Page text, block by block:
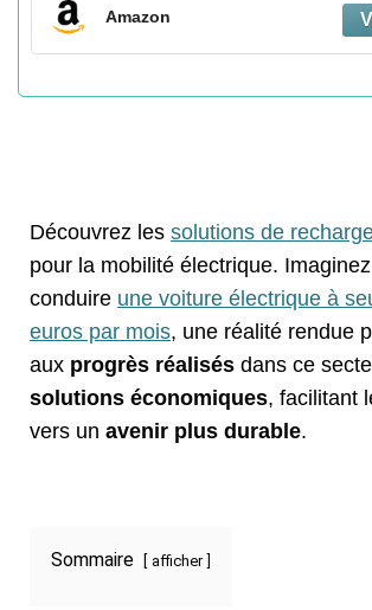
Amazon
Découvrez les solutions de
pour la mobilité électrique.
conduire une voiture électrique à
euros par mois, une réalité rendue
aux progrès réalisés dans ce
solutions économiques, facilitant
vers un avenir plus durable.
Sommaire afficher